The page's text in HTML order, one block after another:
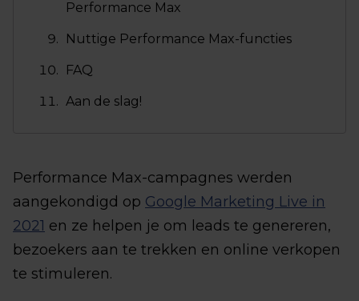
Performance Max
Nuttige Performance Max-functies
FAQ
Aan de slag!
Performance Max-campagnes werden
aangekondigd op Google Marketing Live in
2021 en ze helpen je om leads te genereren,
bezoekers aan te trekken en online verkopen
te stimuleren.